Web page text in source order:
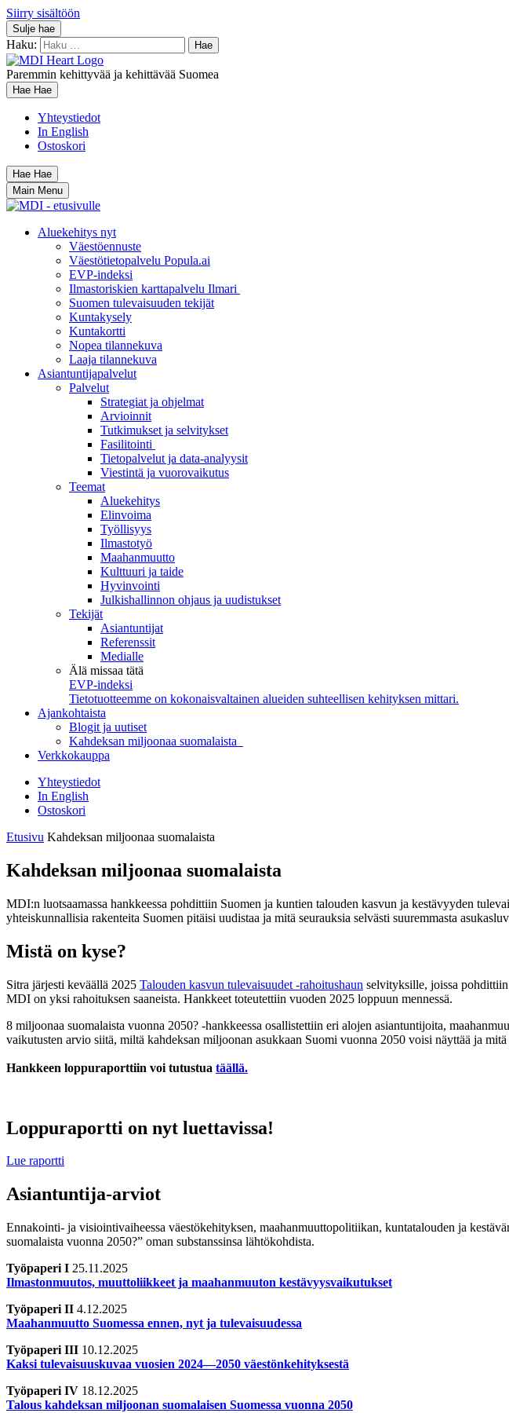
Siirry sisältöön
Sulje hae
Haku:
Paremmin kehittyvää ja kehittävää Suomea
Hae Hae
Yhteystiedot
In English
Ostoskori
Hae Hae
Main Menu
Aluekehitys nyt
Väestöennuste
Väestötietopalvelu Popula.ai
EVP-indeksi
Ilmastoriskien karttapalvelu Ilmari
Suomen tulevaisuuden tekijät
Kuntakysely
Kuntakortti
Nopea tilannekuva
Laaja tilannekuva
Asiantuntijapalvelut
Palvelut
Strategiat ja ohjelmat
Arvioinnit
Tutkimukset ja selvitykset
Fasilitointi
Tietopalvelut ja data-analyysit
Viestintä ja vuorovaikutus
Teemat
Aluekehitys
Elinvoima
Työllisyys
Ilmastotyö
Maahanmuutto
Kulttuuri ja taide
Hyvinvointi
Julkishallinnon ohjaus ja uudistukset
Tekijät
Asiantuntijat
Referenssit
Medialle
Älä missaa tätä
EVP-indeksi
Tietotuotteemme on kokonaisvaltainen alueiden suhteellisen kehityksen mittari.
Ajankohtaista
Blogit ja uutiset
Kahdeksan miljoonaa suomalaista
Verkkokauppa
Yhteystiedot
In English
Ostoskori
Etusivu Kahdeksan miljoonaa suomalaista
Kahdeksan miljoonaa suomalaista
MDI:n luotsaamassa hankkeessa pohdittiin Suomen ja kuntien talouden kasvun ja kestävyyden
yhteiskunnallisia rakenteita Suomen pitäisi uudistaa ja mitä seurauksia selvästi suuremmasta
Mistä on kyse?
Sitra järjesti keväällä 2025 Talouden kasvun tulevaisuudet -rahoitushaun selvityksille, joissa
MDI on yksi rahoituksen saaneista. Hankkeet toteutettiin vuoden 2025 loppuun mennessä.
8 miljoonaa suomalaista vuonna 2050? -hankkeessa osallistettiin eri alojen asiantuntijoita,
vaikutusten arvio siitä, miltä kahdeksan miljoonan asukkaan Suomi vuonna 2050 voisi näyttää ja
Hankkeen loppuraporttiin voi tutustua täällä.
Loppuraportti on nyt luettavissa!
Lue raportti
Asiantuntija-arviot
Ennakointi- ja visiointivaiheessa väestökehityksen, maahanmuuttopolitiikan, kuntatalouden ja
suomalaista vuonna 2050?” oman substanssinsa lähtökohdista.
Työpaperi I 25.11.2025
Ilmastonmuutos, muuttoliikkeet ja maahanmuuton kestävyysvaikutukset
Työpaperi II 4.12.2025
Maahanmuutto Suomessa ennen, nyt ja tulevaisuudessa
Työpaperi III 10.12.2025
Kaksi tulevaisuuskuvaa vuosien 2024—2050 väestönkehityksestä
Työpaperi IV 18.12.2025
Talous kahdeksan miljoonan suomalaisen Suomessa vuonna 2050